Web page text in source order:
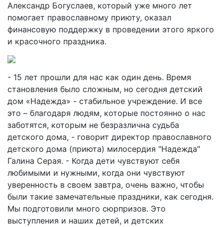
Александр Богуслаев, который уже много лет
помогает православному приюту, оказал
финансовую поддержку в проведении этого яркого
и красочного праздника.
- 15 лет прошли для нас как один день. Время
становления было сложным, но сегодня детский
дом «Надежда» - стабильное учреждение. И все
это – благодаря людям, которые постоянно о нас
заботятся, которым не безразлична судьба
детского дома, - говорит директор православного
детского дома (приюта) милосердия "Надежда"
Галина Серая. - Когда дети чувствуют себя
любимыми и нужными, когда они чувствуют
уверенность в своем завтра, очень важно, чтобы
были такие замечательные праздники, как сегодня.
Мы подготовили много сюрпризов. Это
выступления и наших детей, и детских